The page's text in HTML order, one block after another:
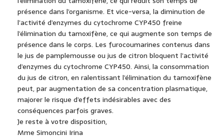
présence dans l’organisme. Et vice-versa, la diminution de
l’activité d’enzymes du cytochrome CYP450 freine
l’élimination du tamoxifène, ce qui augmente son temps de
présence dans le corps. Les furocoumarines contenus dans
le jus de pamplemousse ou jus de citron bloquent l’activité
d’enzymes du cytochrome CYP450. Ainsi, la consommation
du jus de citron, en ralentissant l’élimination du tamoxifène
peut, par augmentation de sa concentration plasmatique,
majorer le risque d’effets indésirables avec des
conséquences parfois graves.
Je reste à votre disposition,
Mme Simoncini Irina